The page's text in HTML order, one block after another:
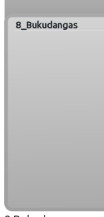
8_Bukudangas